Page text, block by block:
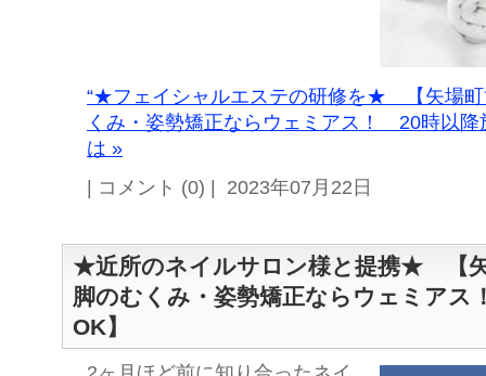
“★フェイシャルエステの研修を★ 【矢場町
くみ・姿勢矯正ならウェミアス！ 20時以降
は »
| コメント (0) | 2023年07月22日
★近所のネイルサロン様と提携★ 【
脚のむくみ・姿勢矯正ならウェミア
OK】